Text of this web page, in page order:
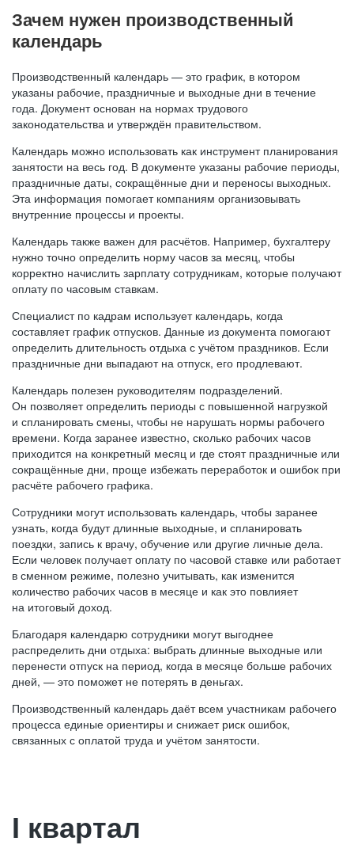
Зачем нужен производственный
календарь
Производственный календарь — это график, в котором
указаны рабочие, праздничные и выходные дни в течение
года. Документ основан на нормах трудового
законодательства и утверждён правительством.
Календарь можно использовать как инструмент планирования
занятости на весь год. В документе указаны рабочие периоды,
праздничные даты, сокращённые дни и переносы выходных.
Эта информация помогает компаниям организовывать
внутренние процессы и проекты.
Календарь также важен для расчётов. Например, бухгалтеру
нужно точно определить норму часов за месяц, чтобы
корректно начислить зарплату сотрудникам, которые получают
оплату по часовым ставкам.
Специалист по кадрам использует календарь, когда
составляет график отпусков. Данные из документа помогают
определить длительность отдыха с учётом праздников. Если
праздничные дни выпадают на отпуск, его продлевают.
Календарь полезен руководителям подразделений.
Он позволяет определить периоды с повышенной нагрузкой
и спланировать смены, чтобы не нарушать нормы рабочего
времени. Когда заранее известно, сколько рабочих часов
приходится на конкретный месяц и где стоят праздничные или
сокращённые дни, проще избежать переработок и ошибок при
расчёте рабочего графика.
Сотрудники могут использовать календарь, чтобы заранее
узнать, когда будут длинные выходные, и спланировать
поездки, запись к врачу, обучение или другие личные дела.
Если человек получает оплату по часовой ставке или работает
в сменном режиме, полезно учитывать, как изменится
количество рабочих часов в месяце и как это повлияет
на итоговый доход.
Благодаря календарю сотрудники могут выгоднее
распределить дни отдыха: выбрать длинные выходные или
перенести отпуск на период, когда в месяце больше рабочих
дней, — это поможет не потерять в деньгах.
Производственный календарь даёт всем участникам рабочего
процесса единые ориентиры и снижает риск ошибок,
связанных с оплатой труда и учётом занятости.
I квартал